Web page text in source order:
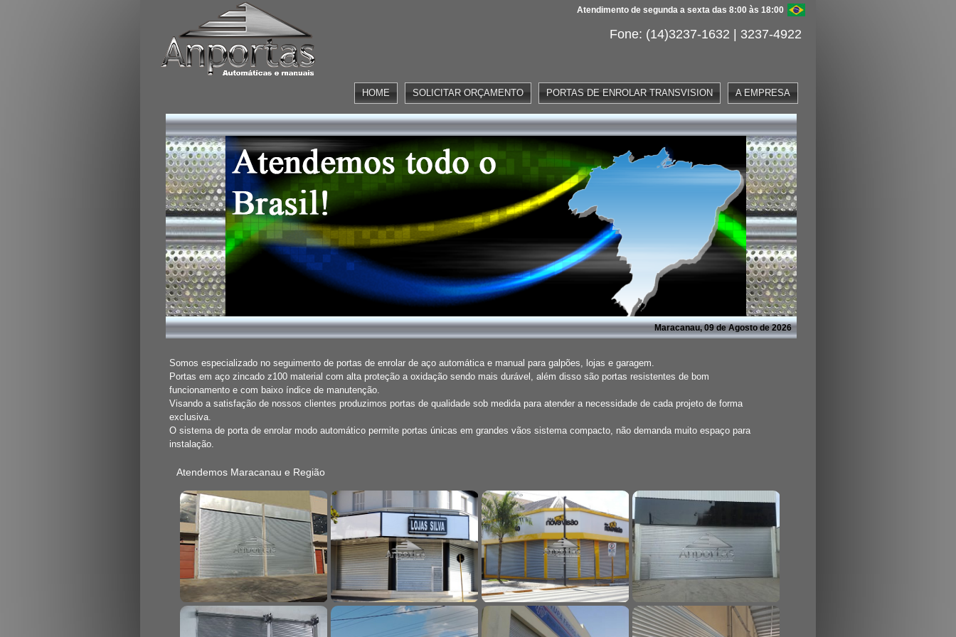
Atendimento de segunda a sexta das 8:00 às 18:00
Fone: (14)3237-1632 | 3237-4922
HOME SOLICITAR ORÇAMENTO PORTAS DE ENROLAR TRANSVISION A EMPRESA
Maracanau, 09 de Agosto de 2026
Somos especializado no seguimento de portas de enrolar de aço automática e manual para galpões, lojas e garagem.
Portas em aço zincado z100 material com alta proteção a oxidação sendo mais durável, além disso são portas resistentes de bom
funcionamento e com baixo índice de manutenção.
Visando a satisfação de nossos clientes produzimos portas de qualidade sob medida para atender a necessidade de cada projeto de forma
exclusiva.
O sistema de porta de enrolar modo automático permite portas únicas em grandes vãos sistema compacto, não demanda muito espaço para
instalação.
Atendemos Maracanau e Região